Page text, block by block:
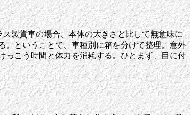
製貨車の場合、本体の大きさと比して無意味に
。ということで、車種別に箱を分けて整理。意外
っこう時間と体力を消耗する。ひとまず、目に付